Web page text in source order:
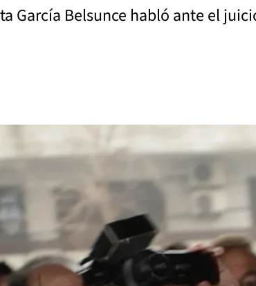
García Belsunce habló ante el